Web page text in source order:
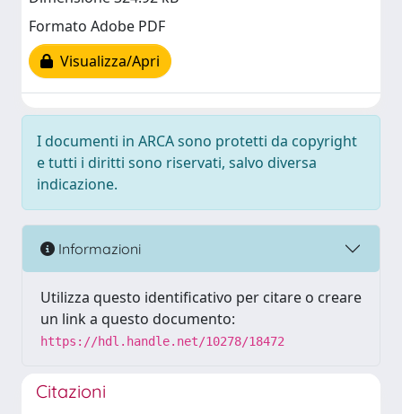
Formato Adobe PDF
Visualizza/Apri
I documenti in ARCA sono protetti da copyright
e tutti i diritti sono riservati, salvo diversa
indicazione.
Informazioni
Utilizza questo identificativo per citare o creare
un link a questo documento:
https://hdl.handle.net/10278/18472
Citazioni